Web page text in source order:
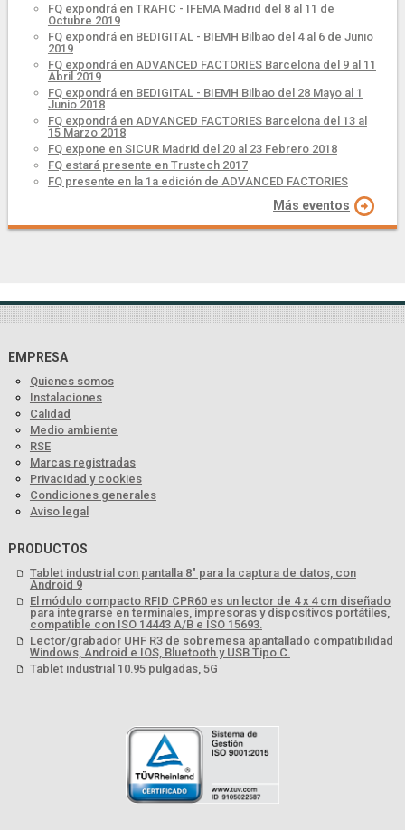
FQ expondrá en TRAFIC - IFEMA Madrid del 8 al 11 de
Octubre 2019
FQ expondrá en BEDIGITAL - BIEMH Bilbao del 4 al 6 de Junio
2019
FQ expondrá en ADVANCED FACTORIES Barcelona del 9 al 11
Abril 2019
FQ expondrá en BEDIGITAL - BIEMH Bilbao del 28 Mayo al 1
Junio 2018
FQ expondrá en ADVANCED FACTORIES Barcelona del 13 al
15 Marzo 2018
FQ expone en SICUR Madrid del 20 al 23 Febrero 2018
FQ estará presente en Trustech 2017
FQ presente en la 1a edición de ADVANCED FACTORIES
Más eventos
EMPRESA
Quienes somos
Instalaciones
Calidad
Medio ambiente
RSE
Marcas registradas
Privacidad y cookies
Condiciones generales
Aviso legal
PRODUCTOS
Tablet industrial con pantalla 8" para la captura de datos, con
Android 9
El módulo compacto RFID CPR60 es un lector de 4 x 4 cm diseñado
para integrarse en terminales, impresoras y dispositivos portátiles,
compatible con ISO 14443 A/B e ISO 15693.
Lector/grabador UHF R3 de sobremesa apantallado compatibilidad
Windows, Android e IOS, Bluetooth y USB Tipo C.
Tablet industrial 10.95 pulgadas, 5G